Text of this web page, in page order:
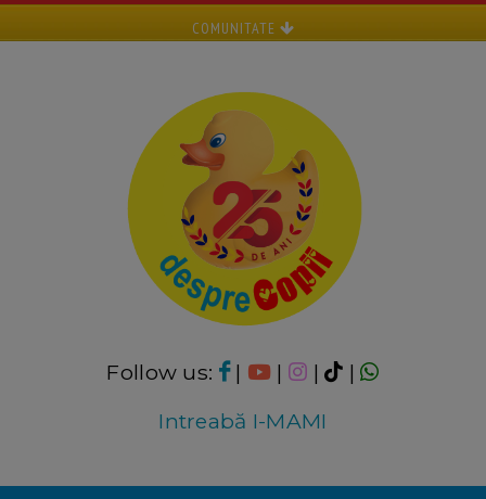
COMUNITATE
Follow us: | | |
|
Intreabă I-MAMI